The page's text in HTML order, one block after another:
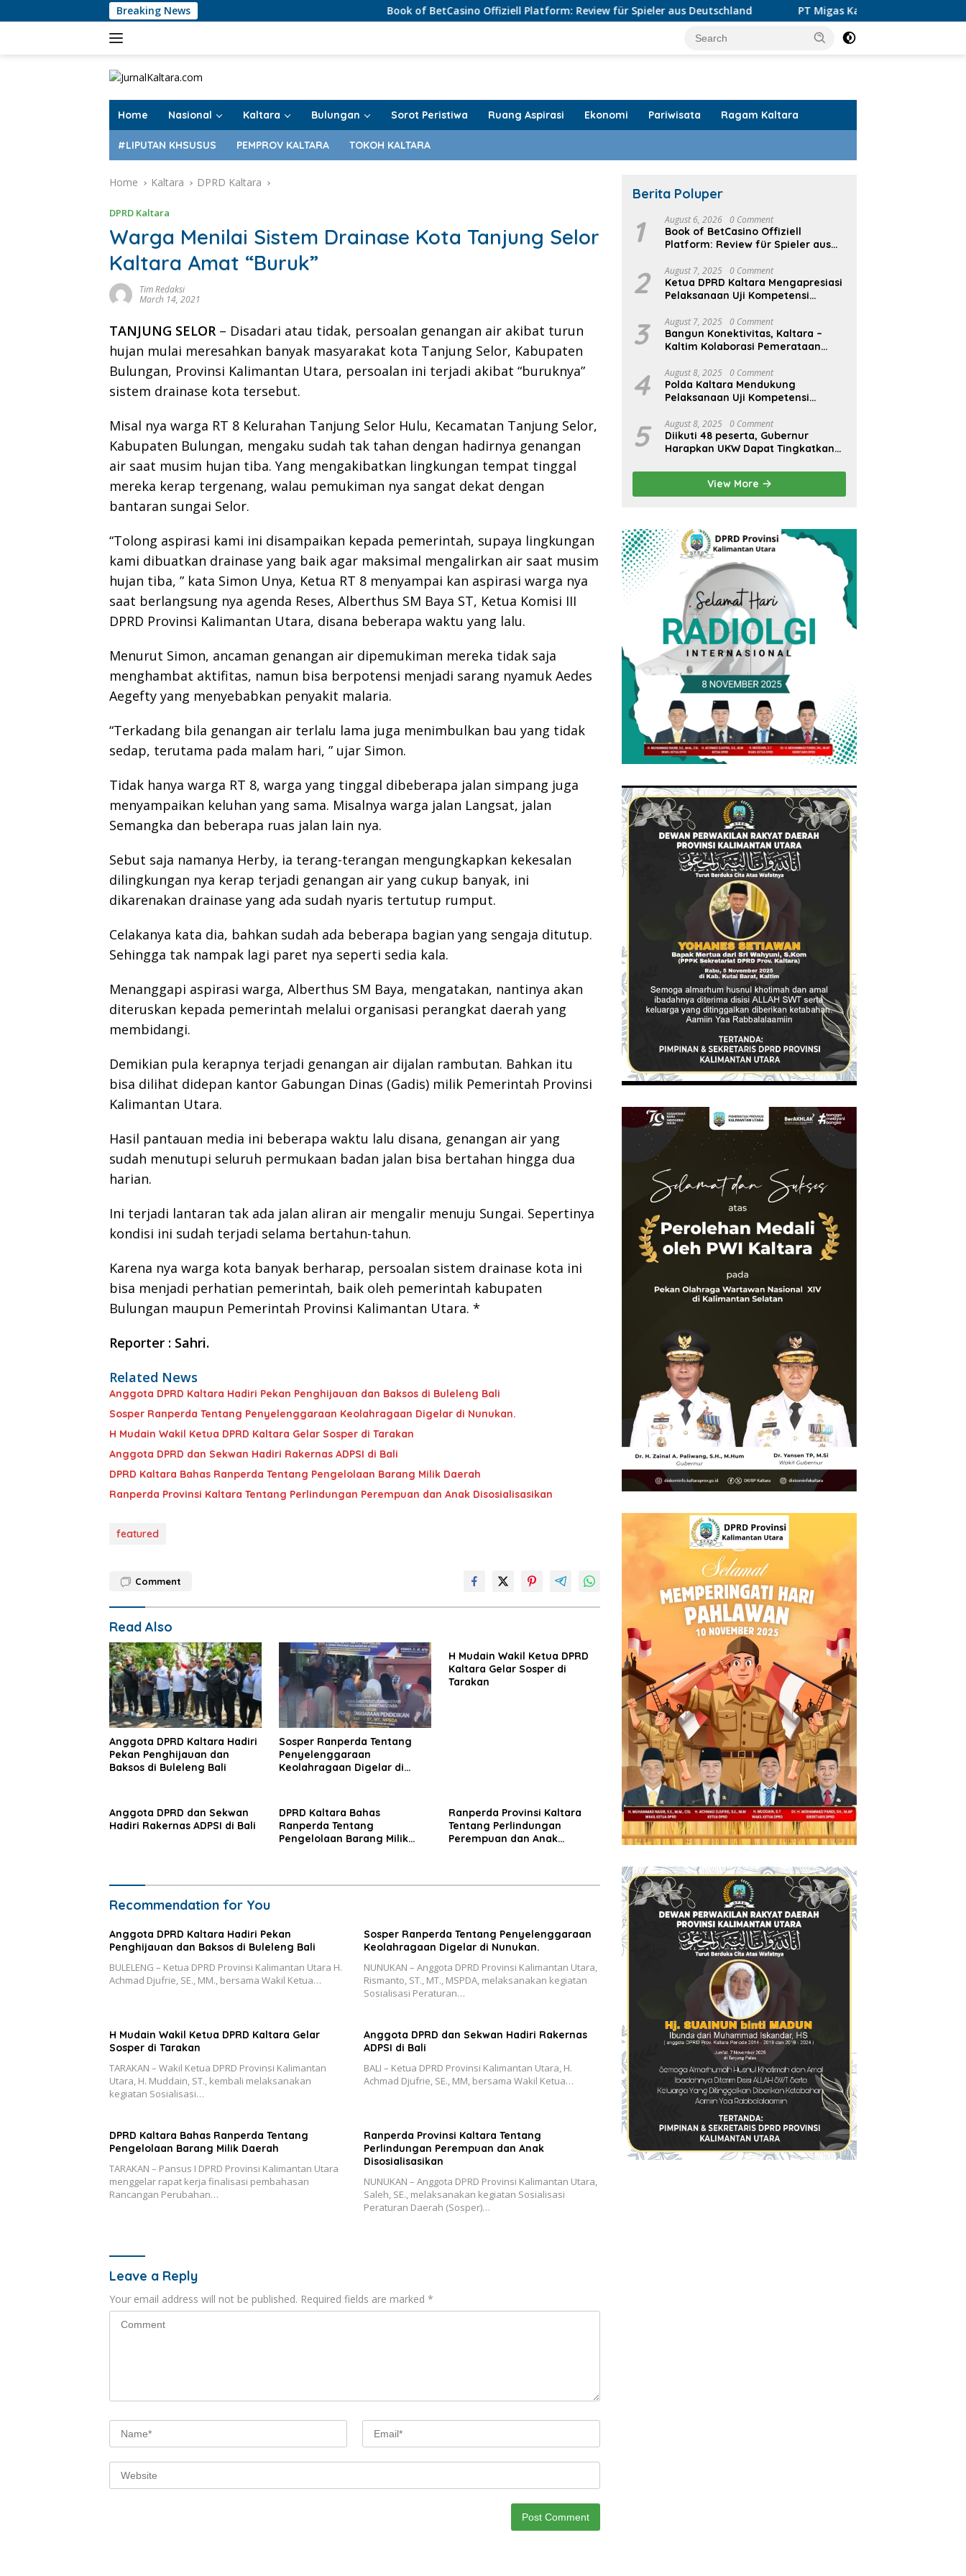
to
Breaking News Book of BetCasino Offiziell Platform: Review für Spieler aus Deutschland PT Migas Kaltara Jaya Luruskan Informasi PI
Home Nasional Kaltara Bulungan Sorot Peristiwa Ruang Aspirasi Ekonomi Pariwisata Ragam Kaltara
#LIPUTAN KHSUSUS PEMPROV KALTARA TOKOH KALTARA
Home Kaltara DPRD Kaltara
DPRD Kaltara
Warga Menilai Sistem Drainase Kota Tanjung Selor
Kaltara Amat “Buruk”
Tim Redaksi
March 14, 2021
TANJUNG SELOR – Disadari atau tidak, persoalan genangan air akibat turun
hujan mulai meresahkan banyak masyarakat kota Tanjung Selor, Kabupaten
Bulungan, Provinsi Kalimantan Utara, persoalan ini terjadi akibat “buruknya”
sistem drainase kota tersebut.
Misal nya warga RT 8 Kelurahan Tanjung Selor Hulu, Kecamatan Tanjung Selor,
Kabupaten Bulungan, mengaku sudah tak tahan dengan hadirnya genangan
air saat musim hujan tiba. Yang mengakibatkan lingkungan tempat tinggal
mereka kerap tergenang, walau pemukiman nya sangat dekat dengan
bantaran sungai Selor.
“Tolong aspirasi kami ini disampaikan kepada pemerintah, supaya lingkungan
kami dibuatkan drainase yang baik agar maksimal mengalirkan air saat musim
hujan tiba, ” kata Simon Unya, Ketua RT 8 menyampai kan aspirasi warga nya
saat berlangsung nya agenda Reses, Alberthus SM Baya ST, Ketua Komisi III
DPRD Provinsi Kalimantan Utara, disana beberapa waktu yang lalu.
Menurut Simon, ancaman genangan air dipemukiman mereka tidak saja
menghambat aktifitas, namun bisa berpotensi menjadi sarang nyamuk Aedes
Aegefty yang menyebabkan penyakit malaria.
“Terkadang bila genangan air terlalu lama juga menimbulkan bau yang tidak
sedap, terutama pada malam hari, ” ujar Simon.
Tidak hanya warga RT 8, warga yang tinggal dibeberapa jalan simpang juga
menyampaikan keluhan yang sama. Misalnya warga jalan Langsat, jalan
Semangka dan beberapa ruas jalan lain nya.
Sebut saja namanya Herby, ia terang-terangan mengungkapkan kekesalan
dilingkungan nya kerap terjadi genangan air yang cukup banyak, ini
dikarenakan drainase yang ada sudah nyaris tertutup rumput.
Celakanya kata dia, bahkan sudah ada beberapa bagian yang sengaja ditutup.
Sehingga tak nampak lagi paret nya seperti sedia kala.
Menanggapi aspirasi warga, Alberthus SM Baya, mengatakan, nantinya akan
diteruskan kepada pemerintah melalui organisasi perangkat daerah yang
membidangi.
Demikian pula kerapnya terjadi genangan air dijalan rambutan. Bahkan itu
bisa dilihat didepan kantor Gabungan Dinas (Gadis) milik Pemerintah Provinsi
Kalimantan Utara.
Hasil pantauan media ini beberapa waktu lalu disana, genangan air yang
sudah menutupi seluruh permukaan badan jalan bisa bertahan hingga dua
harian.
Ini terjadi lantaran tak ada jalan aliran air mengalir menuju Sungai. Sepertinya
kondisi ini sudah terjadi selama bertahun-tahun.
Karena nya warga kota banyak berharap, persoalan sistem drainase kota ini
bisa menjadi perhatian pemerintah, baik oleh pemerintah kabupaten
Bulungan maupun Pemerintah Provinsi Kalimantan Utara. *
Reporter : Sahri.
Related News
Anggota DPRD Kaltara Hadiri Pekan Penghijauan dan Baksos di Buleleng Bali
Sosper Ranperda Tentang Penyelenggaraan Keolahragaan Digelar di Nunukan.
H Mudain Wakil Ketua DPRD Kaltara Gelar Sosper di Tarakan
Anggota DPRD dan Sekwan Hadiri Rakernas ADPSI di Bali
DPRD Kaltara Bahas Ranperda Tentang Pengelolaan Barang Milik Daerah
Ranperda Provinsi Kaltara Tentang Perlindungan Perempuan dan Anak Disosialisasikan
featured
Comment
Read Also
Anggota DPRD Kaltara Hadiri
Pekan Penghijauan dan
Baksos di Buleleng Bali
Sosper Ranperda Tentang
Penyelenggaraan
Keolahragaan Digelar di
H Mudain Wakil Ketua DPRD
Kaltara Gelar Sosper di
Tarakan
Anggota DPRD dan Sekwan
Hadiri Rakernas ADPSI di Bali
DPRD Kaltara Bahas
Ranperda Tentang
Pengelolaan Barang Milik
Ranperda Provinsi Kaltara
Tentang Perlindungan
Perempuan dan Anak
Recommendation for You
Anggota DPRD Kaltara Hadiri Pekan
Penghijauan dan Baksos di Buleleng Bali
BULELENG – Ketua DPRD Provinsi Kalimantan Utara H.
Achmad Djufrie, SE., MM., bersama Wakil Ketua…
Sosper Ranperda Tentang Penyelenggaraan
Keolahragaan Digelar di Nunukan.
NUNUKAN – Anggota DPRD Provinsi Kalimantan Utara,
Rismanto, ST., MT., MSPDA, melaksanakan kegiatan
Sosialisasi Peraturan…
H Mudain Wakil Ketua DPRD Kaltara Gelar
Sosper di Tarakan
TARAKAN – Wakil Ketua DPRD Provinsi Kalimantan
Utara, H. Muddain, ST., kembali melaksanakan
kegiatan Sosialisasi…
Anggota DPRD dan Sekwan Hadiri Rakernas
ADPSI di Bali
BALI – Ketua DPRD Provinsi Kalimantan Utara, H.
Achmad Djufrie, SE., MM, bersama Wakil Ketua…
DPRD Kaltara Bahas Ranperda Tentang
Pengelolaan Barang Milik Daerah
TARAKAN – Pansus I DPRD Provinsi Kalimantan Utara
menggelar rapat kerja finalisasi pembahasan
Rancangan Perubahan…
Ranperda Provinsi Kaltara Tentang
Perlindungan Perempuan dan Anak
Disosialisasikan
NUNUKAN – Anggota DPRD Provinsi Kalimantan Utara,
Saleh, SE., melaksanakan kegiatan Sosialisasi
Peraturan Daerah (Sosper)…
Leave a Reply
Your email address will not be published. Required fields are marked *
Berita Poluper
1 August 6, 2026 0 Comment
Book of BetCasino Offiziell
Platform: Review für Spieler aus
2 August 7, 2025 0 Comment
Ketua DPRD Kaltara Mengapresiasi
Pelaksanaan Uji Kompetensi
3 August 7, 2025 0 Comment
Bangun Konektivitas, Kaltara –
Kaltim Kolaborasi Pemerataan
4 August 8, 2025 0 Comment
Polda Kaltara Mendukung
Pelaksanaan Uji Kompetensi
5 August 8, 2025 0 Comment
Diikuti 48 peserta, Gubernur
Harapkan UKW Dapat Tingkatkan
View More